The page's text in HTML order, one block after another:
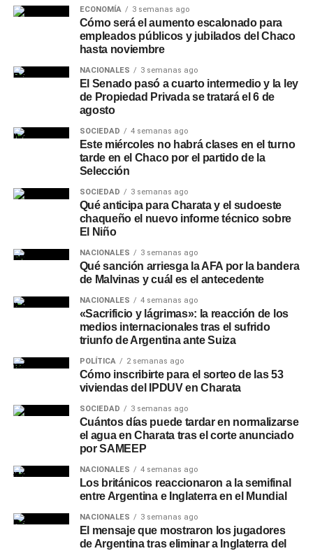
ECONOMÍA 3 semanas ago
Cómo será el aumento escalonado para
empleados públicos y jubilados del Chaco
hasta noviembre
NACIONALES 3 semanas ago
El Senado pasó a cuarto intermedio y la ley
de Propiedad Privada se tratará el 6 de
agosto
SOCIEDAD 4 semanas ago
Este miércoles no habrá clases en el turno
tarde en el Chaco por el partido de la
Selección
SOCIEDAD 3 semanas ago
Qué anticipa para Charata y el sudoeste
chaqueño el nuevo informe técnico sobre
El Niño
NACIONALES 3 semanas ago
Qué sanción arriesga la AFA por la bandera
de Malvinas y cuál es el antecedente
NACIONALES 4 semanas ago
«Sacrificio y lágrimas»: la reacción de los
medios internacionales tras el sufrido
triunfo de Argentina ante Suiza
POLÍTICA 2 semanas ago
Cómo inscribirte para el sorteo de las 53
viviendas del IPDUV en Charata
SOCIEDAD 3 semanas ago
Cuántos días puede tardar en normalizarse
el agua en Charata tras el corte anunciado
por SAMEEP
NACIONALES 4 semanas ago
Los británicos reaccionaron a la semifinal
entre Argentina e Inglaterra en el Mundial
NACIONALES 3 semanas ago
El mensaje que mostraron los jugadores
de Argentina tras eliminar a Inglaterra del